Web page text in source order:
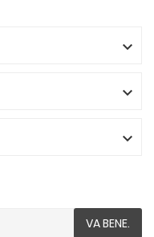



VA BENE.